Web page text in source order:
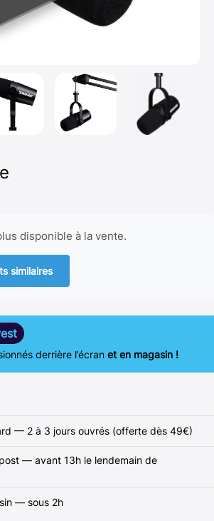
disponible à la vente.
similaires
derrière l’écran et en magasin !
— 2 à 3 jours ouvrés (offerte dès 49€)
— avant 13h le lendemain de
— sous 2h